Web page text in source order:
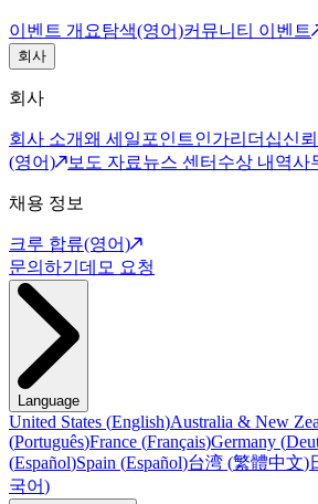
이벤트 개요탐색(영어)커뮤니티 이벤트
회사
회사
회사 소개왜 세일포인트인가리더십신
(영어)
보도 자료뉴스 센터 수상 내역사
채용 정보
크루 합류(영어)
문의하기 데모 요청
Language
United States (English)Australia & New
(Português)France (Français)Germany (
(Español)Spain (Español)台湾 (繁體中文)
국어)